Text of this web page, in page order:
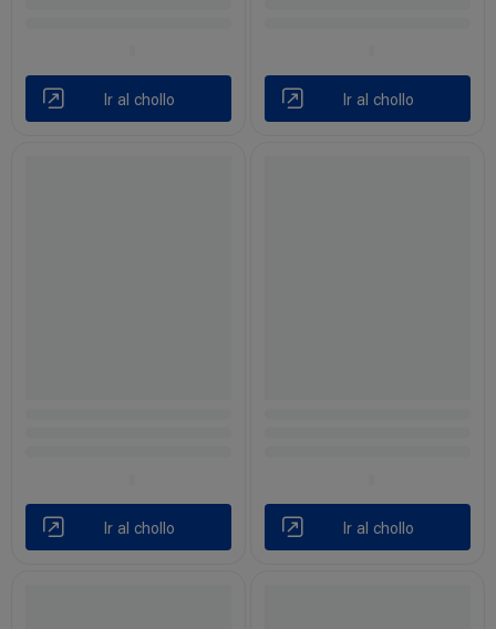
Ir al chollo Ir al chollo
Ir al chollo Ir al chollo